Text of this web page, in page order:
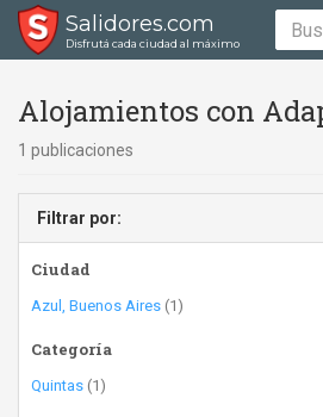
Salidores.com
Disfrutá cada ciudad al máximo
Alojamientos con
1 publicaciones
Filtrar por:
Ciudad
Azul, Buenos Aires (1)
Categoría
Quintas (1)